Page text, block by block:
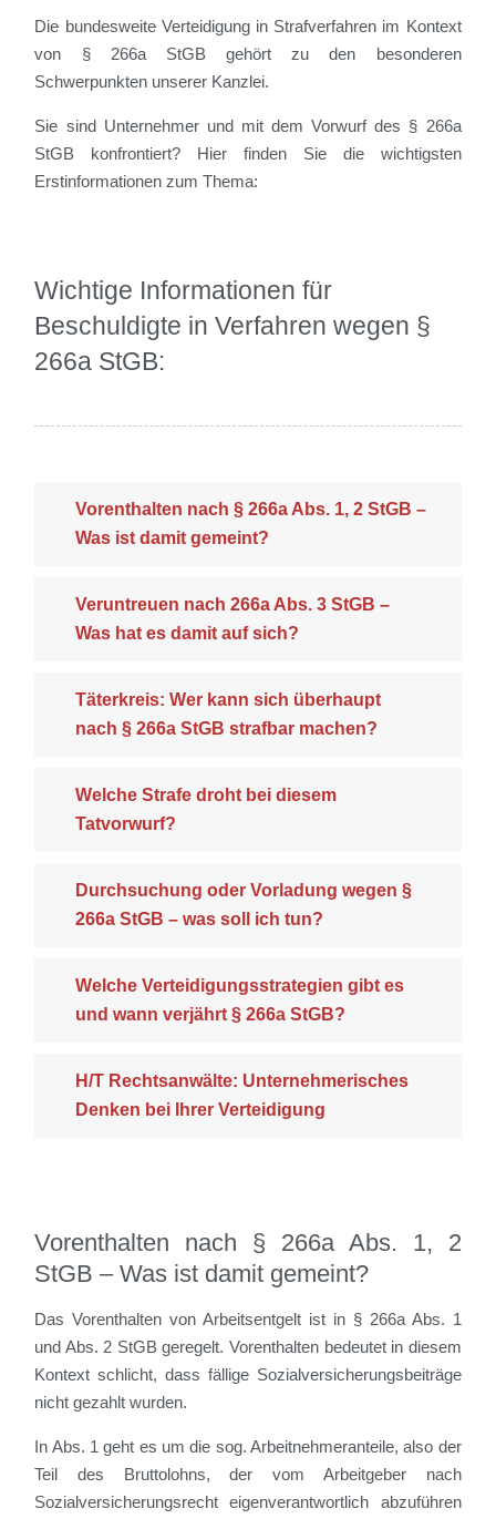
Die bundesweite Verteidigung in Strafverfahren im Kontext
von § 266a StGB gehört zu den besonderen
Schwerpunkten unserer Kanzlei.
Sie sind Unternehmer und mit dem Vorwurf des § 266a
StGB konfrontiert? Hier finden Sie die wichtigsten
Erstinformationen zum Thema:
Wichtige Informationen für
Beschuldigte in Verfahren wegen §
266a StGB:
Vorenthalten nach § 266a Abs. 1, 2 StGB –
Was ist damit gemeint?
Veruntreuen nach 266a Abs. 3 StGB –
Was hat es damit auf sich?
Täterkreis: Wer kann sich überhaupt
nach § 266a StGB strafbar machen?
Welche Strafe droht bei diesem
Tatvorwurf?
Durchsuchung oder Vorladung wegen §
266a StGB – was soll ich tun?
Welche Verteidigungsstrategien gibt es
und wann verjährt § 266a StGB?
H/T Rechtsanwälte: Unternehmerisches
Denken bei Ihrer Verteidigung
Vorenthalten nach § 266a Abs. 1, 2
StGB – Was ist damit gemeint?
Das Vorenthalten von Arbeitsentgelt ist in § 266a Abs. 1
und Abs. 2 StGB geregelt. Vorenthalten bedeutet in diesem
Kontext schlicht, dass fällige Sozialversicherungsbeiträge
nicht gezahlt wurden.
In Abs. 1 geht es um die sog. Arbeitnehmeranteile, also der
Teil des Bruttolohns, der vom Arbeitgeber nach
Sozialversicherungsrecht eigenverantwortlich abzuführen